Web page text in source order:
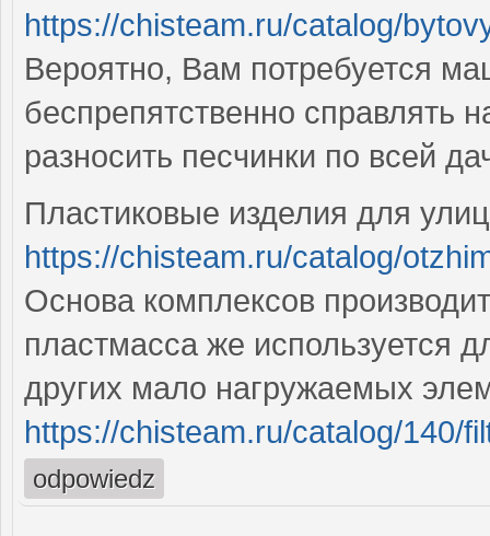
https://chisteam.ru/catalog/
Вероятно, Вам потребуется
беспрепятственно справлять
разносить песчинки по всей
Пластиковые изделия для
https://chisteam.ru/catalog/
Основа комплексов
пластмасса же используется
других мало нагружаемых
https://chisteam.ru/catalog/140/
odpowiedz